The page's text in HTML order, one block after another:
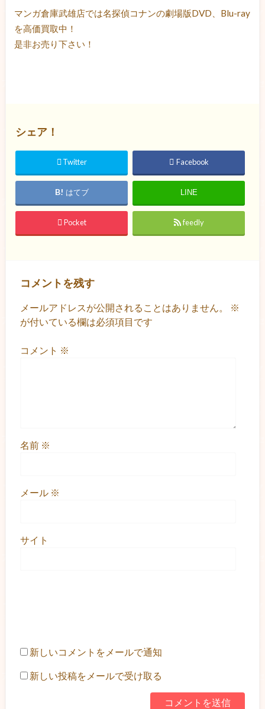
マンガ倉庫武雄店では名探偵コナンの劇場版DVD、Blu-ray
を高価買取中！
是非お売り下さい！
シェア！
Twitter Facebook
はてブ LINE
Pocket feedly
コメントを残す
メールアドレスが公開されることはありません。
※
が付いている欄は必須項目です
コメント ※
名前 ※
メール ※
サイト
新しいコメントをメールで通知
新しい投稿をメールで受け取る